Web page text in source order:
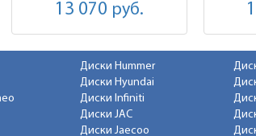
13 070 руб.
Диски Hummer
Диски Hyundai
Диски Infiniti
Диски JAC
Диски Jaecoo